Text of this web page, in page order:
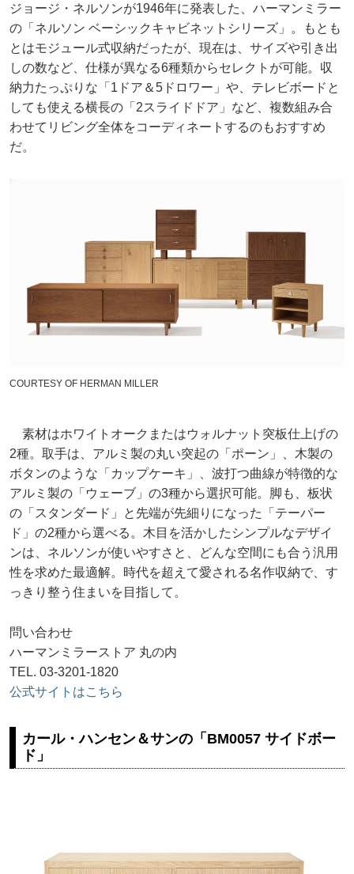
ジョージ・ネルソンが1946年に発表した、ハーマンミラー
の「ネルソン ベーシックキャビネットシリーズ」。もとも
とはモジュール式収納だったが、現在は、サイズや引き出
しの数など、仕様が異なる6種類からセレクトが可能。収
納力たっぷりな「1ドア＆5ドロワー」や、テレビボードと
しても使える横長の「2スライドドア」など、複数組み合
わせてリビング全体をコーディネートするのもおすすめ
だ。
COURTESY OF HERMAN MILLER
素材はホワイトオークまたはウォルナット突板仕上げの
2種。取手は、アルミ製の丸い突起の「ポーン」、木製の
ボタンのような「カップケーキ」、波打つ曲線が特徴的な
アルミ製の「ウェーブ」の3種から選択可能。脚も、板状
の「スタンダード」と先端が先細りになった「テーパー
ド」の2種から選べる。木目を活かしたシンプルなデザイ
ンは、ネルソンが使いやすさと、どんな空間にも合う汎用
性を求めた最適解。時代を超えて愛される名作収納で、す
っきり整う住まいを目指して。
問い合わせ
ハーマンミラーストア 丸の内
TEL. 03-3201-1820
公式サイトはこちら
カール・ハンセン＆サンの「BM0057 サイドボー
ド」